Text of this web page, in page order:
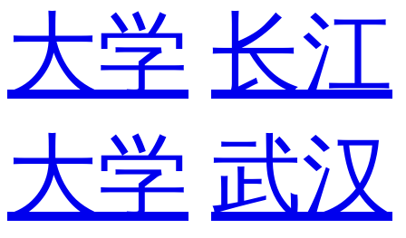
大学 长江
大学 武汉